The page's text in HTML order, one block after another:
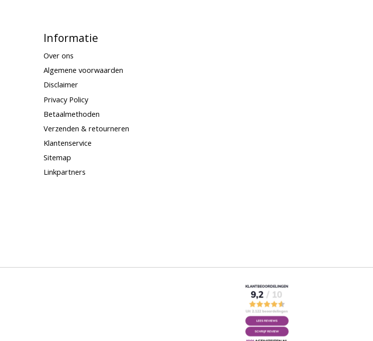
Informatie
Over ons
Algemene voorwaarden
Disclaimer
Privacy Policy
Betaalmethoden
Verzenden & retourneren
Klantenservice
Sitemap
Linkpartners